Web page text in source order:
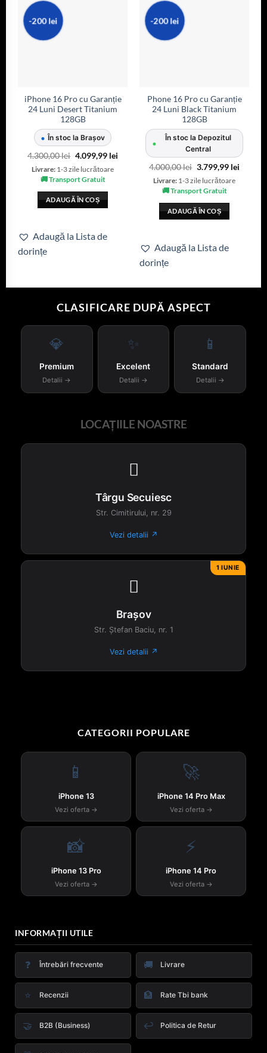
-200 lei
iPhone 16 Pro cu Garanție
24 Luni Desert Titanium
128GB
• În stoc la Brașov
4.300,00lei 4.099,99 lei
Livrare: 1-3 zile lucrătoare
🚚 Transport Gratuit
ADAUGĂ ÎN COȘ
Adaugă la Lista de
dorințe
-200 lei
Phone 16 Pro cu Garanție
24 Luni Black Titanium
128GB
•
În stoc la Depozitul
Central
4.000,00lei 3.799,99 lei
Livrare: 1-3 zile lucrătoare
🚚 Transport Gratuit
ADAUGĂ ÎN COȘ
Adaugă la Lista de
dorințe
CLASIFICARE DUPĂ ASPECT
💎
Premium
Detalii →
✨
Excelent
Detalii →
📱
Standard
Detalii →
LOCAȚIILE NOASTRE

Târgu Secuiesc
Str. Cimitirului, nr. 29
Vezi detalii ↗
1 IUNIE

Brașov
Str. Ștefan Baciu, nr. 1
Vezi detalii ↗
CATEGORII POPULARE
📱
iPhone 13
Vezi oferta →
🚀
iPhone 14 Pro Max
Vezi oferta →
📸
iPhone 13 Pro
Vezi oferta →
⚡
iPhone 14 Pro
Vezi oferta →
INFORMAȚII UTILE
❓ Întrebări frecvente 🚚 Livrare
⭐ Recenzii 🏦 Rate Tbi bank
🤝 B2B (Business) ↩️ Politica de Retur